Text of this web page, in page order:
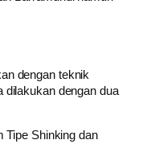
dengan teknik
dilakukan dengan dua
Tipe Shinking dan